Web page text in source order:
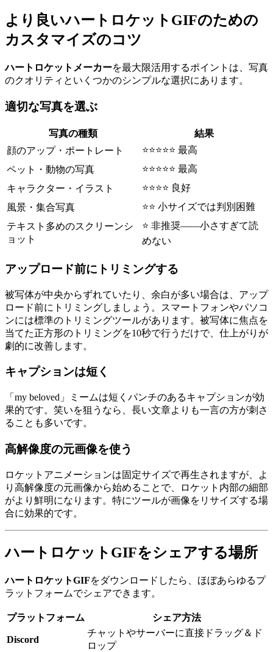
より良いハートロケットGIFのための
カスタマイズのコツ
ハートロケットメーカーを最大限活用するポイントは、写真
のクオリティといくつかのシンプルな選択にあります。
適切な写真を選ぶ
写真の種類
結果
顔のアップ・ポートレート
⭐⭐⭐⭐⭐ 最高
ペット・動物の写真
⭐⭐⭐⭐⭐ 最高
キャラクター・イラスト
⭐⭐⭐⭐ 良好
風景・集合写真
⭐⭐ 小サイズでは判別困難
テキスト多めのスクリーンシ
ョット
⭐ 非推奨——小さすぎて読
めない
アップロード前にトリミングする
被写体が中央からずれていたり、余白が多い場合は、アップ
ロード前にトリミングしましょう。スマートフォンやパソコ
ンには標準のトリミングツールがあります。被写体に焦点を
当てた正方形のトリミングを10秒で行うだけで、仕上がりが
劇的に改善します。
キャプションは短く
「my beloved」ミームは短くパンチのあるキャプションが効
果的です。笑いを狙うなら、長い文章よりも一言の方が刺さ
ることも多いです。
高解像度の元画像を使う
ロケットアニメーションは固定サイズで再生されますが、よ
り高解像度の元画像から始めることで、ロケット内部の細部
がより鮮明になります。特にツールが画像をリサイズする場
合に効果的です。
ハートロケットGIFをシェアする場所
ハートロケットGIFをダウンロードしたら、ほぼあらゆるプ
ラットフォームでシェアできます。
プラットフォーム シェア方法
Discord
チャットやサーバーに直接ドラッグ＆ド
ロップ